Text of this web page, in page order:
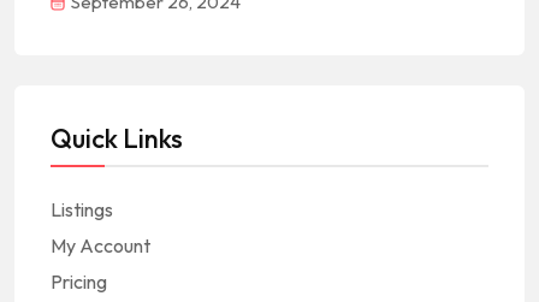
Quick Links
Listings
My Account
Pricing